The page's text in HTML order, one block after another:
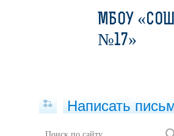
МБОУ
№17»
Написать